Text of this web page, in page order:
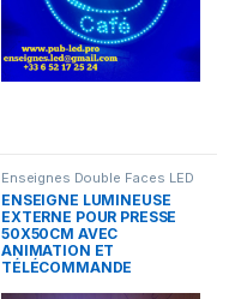
Enseignes Double Faces LED
ENSEIGNE LUMINEUSE
EXTERNE POUR PRESSE
50X50CM AVEC
ANIMATION ET
TÉLÉCOMMANDE